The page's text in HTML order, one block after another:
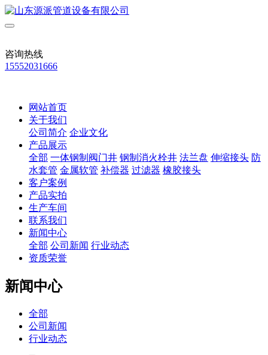
咨询热线
15552031666
网站首页
关于我们
公司简介 企业文化
产品展示
全部 一体钢制阀门井 钢制消火栓井 法兰盘 伸缩接头 防
水套管 金属软管 补偿器 过滤器 橡胶接头
客户案例
产品实拍
生产车间
联系我们
新闻中心
全部 公司新闻 行业动态
资质荣誉
新闻中心
全部
公司新闻
行业动态